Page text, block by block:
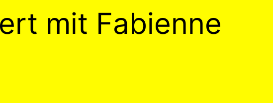
mit Fabienne